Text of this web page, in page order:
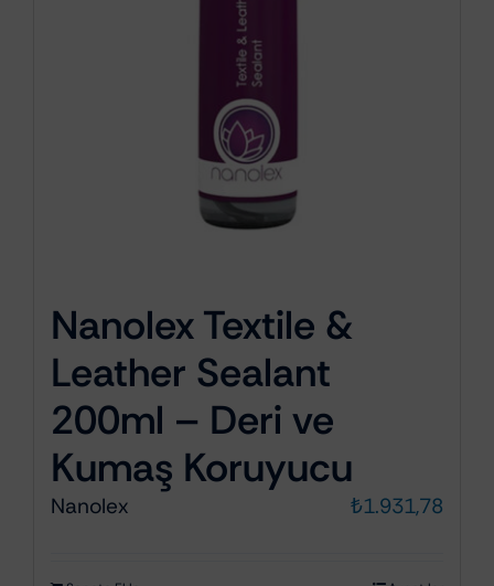
Nanolex Textile &
Leather Sealant
200ml – Deri ve
Kumaş Koruyucu
Nanolex ₺1.931,78